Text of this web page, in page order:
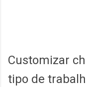
Customizar
tipo de